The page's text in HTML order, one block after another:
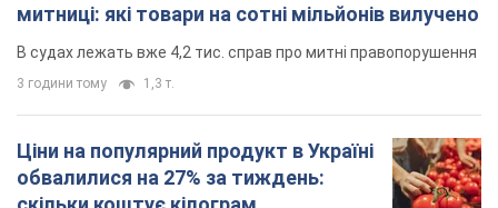
митниці: які товари на сотні мільйонів вилучено
В судах лежать вже 4,2 тис. справ про митні правопорушення
3 години тому 1,3 т.
Ціни на популярний продукт в Україні
обвалилися на 27% за тиждень: